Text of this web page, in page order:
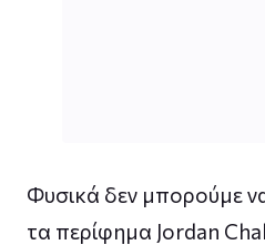
Φυσικά δεν μπορούμε
τα περίφημα Jordan